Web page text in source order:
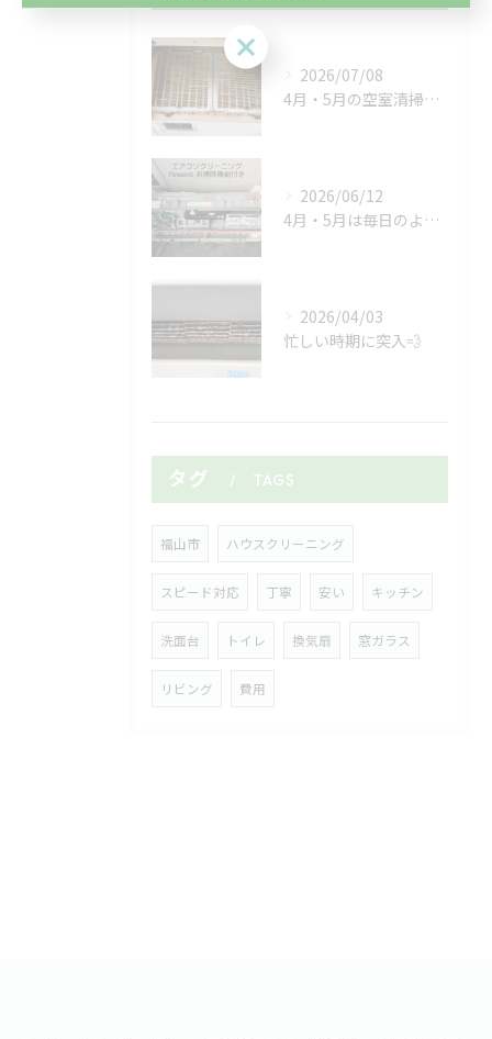
2026/07/08
4月・5月の空室清掃ラッシュがようやく落ち着いたと思ったら、...
2026/06/12
4月・5月は毎日のようにマンションやアパートの空室清掃🏠✨
2026/04/03
忙しい時期に突入💨
タグ TAGS
福山市 ハウスクリーニング
スピード対応 丁寧 安い キッチン
洗面台 トイレ 換気扇 窓ガラス
リビング 費用
お問い合わせはこちら